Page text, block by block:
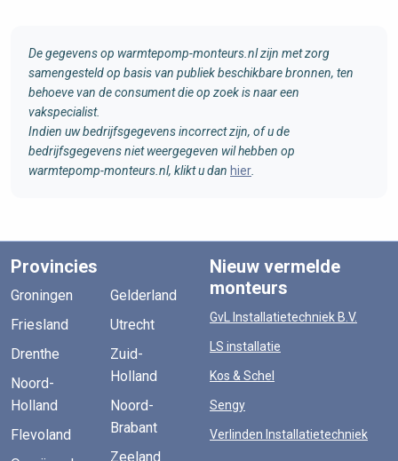
De gegevens op warmtepomp-monteurs.nl zijn met zorg
samengesteld op basis van publiek beschikbare bronnen, ten
behoeve van de consument die op zoek is naar een
vakspecialist.
Indien uw bedrijfsgegevens incorrect zijn, of u de
bedrijfsgegevens niet weergegeven wil hebben op
warmtepomp-monteurs.nl, klikt u dan hier
Provincies
Groningen
Friesland
Drenthe
Noord-
Holland
Flevoland
Gelderland
Utrecht
Zuid-
Holland
Noord-
Brabant
Zeeland
Nieuw vermelde
monteurs
GvL Installatietechniek B.V.
LS installatie
Kos & Schel
Sengy
Verlinden Installatietechniek